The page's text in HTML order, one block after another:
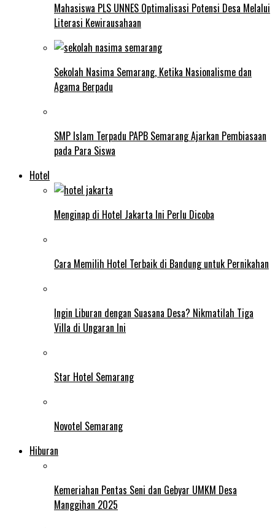
Mahasiswa PLS UNNES Optimalisasi Potensi Desa Melalui
Literasi Kewirausahaan
Sekolah Nasima Semarang, Ketika Nasionalisme dan
Agama Berpadu
SMP Islam Terpadu PAPB Semarang Ajarkan Pembiasaan
pada Para Siswa
Hotel
Menginap di Hotel Jakarta Ini Perlu Dicoba
Cara Memilih Hotel Terbaik di Bandung untuk Pernikahan
Ingin Liburan dengan Suasana Desa? Nikmatilah Tiga
Villa di Ungaran Ini
Star Hotel Semarang
Novotel Semarang
Hiburan
Kemeriahan Pentas Seni dan Gebyar UMKM Desa
Manggihan 2025